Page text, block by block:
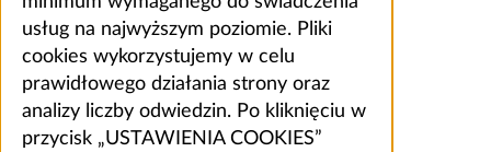
usług na najwyższym poziomie. Pliki
cookies wykorzystujemy w celu
prawidłowego działania strony oraz
analizy liczby odwiedzin. Po kliknięciu w
przycisk „USTAWIENIA COOKIES”